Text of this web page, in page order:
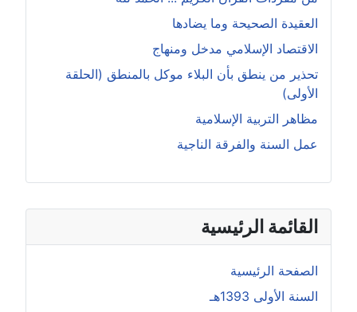
القائمة الرئيسية
الصفحة الرئيسية
السنة الأولى 1393هـ
العقيدة الصحيحة وما يضادها
الاقتصاد الإسلامي مدخل ومنهاج
تحذير من ينطق بأن البلاء موكل بالمنطق (الحلقة
الأولى)
مظاهر التربية الإسلامية
عمل السنة والفرقة الناجية